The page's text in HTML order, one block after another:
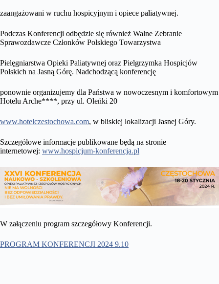
zaangażowani w ruchu hospicyjnym i opiece paliatywnej.
Podczas Konferencji odbędzie się również Walne Zebranie
Sprawozdawcze Członków Polskiego Towarzystwa
Pielęgniarstwa Opieki Paliatywnej oraz Pielgrzymka Hospicjów
Polskich na Jasną Górę. Nadchodzącą konferencję
ponownie organizujemy dla Państwa w nowoczesnym i komfortowym
Hotelu Arche****, przy ul. Oleńki 20
www.hotelczestochowa.com, w bliskiej lokalizacji Jasnej Góry.
Szczegółowe informacje publikowane będą na stronie
internetowej: www.hospicjum-konferencja.pl
W załączeniu program szczegółowy Konferencji.
PROGRAM KONFERENCJI 2024 9.10